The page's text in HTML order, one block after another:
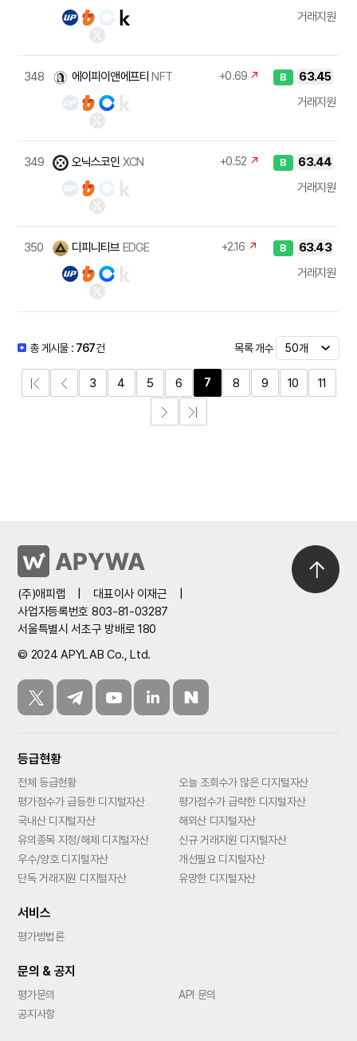
거래지원
348 에이피이앤에프티NFT +0.69 ↗ B
63.45
거래지원
349 오닉스코인 XCN +0.52 ↗ B
63.44
거래지원
350 디피니티브 EDGE +2.16 ↗ B
63.43
거래지원
총 게시물 : 767건
3 4 5 6 7 8 9 10 11
목록 개수
(주)애피랩 대표이사 이재근
사업자등록번호 803-81-03287
서울특별시 서초구 방배로 180
© 2024 APYLAB Co., Ltd.
등급현황
전체 등급현황
오늘 조회수가 많은 디지털자산
평가점수가 급등한 디지털자산
평가점수가 급락한 디지털자산
국내산 디지털자산
해외산 디지털자산
유의종목 지정/해제 디지털자산
신규 거래지원 디지털자산
우수/양호 디지털자산
개선필요 디지털자산
단독 거래지원 디지털자산
유망한 디지털자산
서비스
평가방법론
문의 & 공지
평가문의
API 문의
공지사항